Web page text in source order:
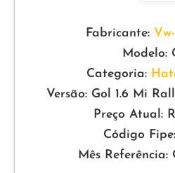
Fabricante:
Modelo:
Categoria:
Versão: Gol 1.6 Mi
Preço Atual:
Código
Mês